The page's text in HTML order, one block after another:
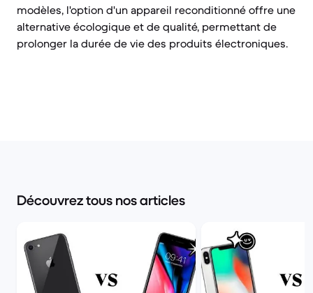
modèles, l'option d'un appareil reconditionné offre une
alternative écologique et de qualité, permettant de
prolonger la durée de vie des produits électroniques.
Découvrez tous nos articles